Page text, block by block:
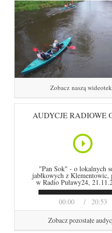
Zobacz naszą
AUDYCJE RADIOWE
00:00 20:53
"Pan Sok" - o lokalnych
jabłkowych z Klementowic,
w Radio Puławy24,
Zobacz pozostałe